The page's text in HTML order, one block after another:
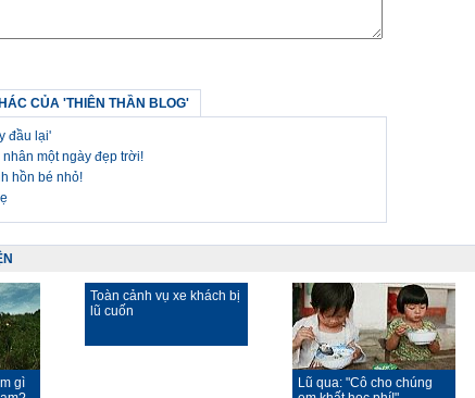
CỦA 'THIÊN THẦN BLOG'
đầu lại'
một ngày đẹp trời!
hồn bé nhỏ!
gì
Toàn cảnh vụ xe khách bị
lũ cuốn
Lũ qua: "Cô cho chúng